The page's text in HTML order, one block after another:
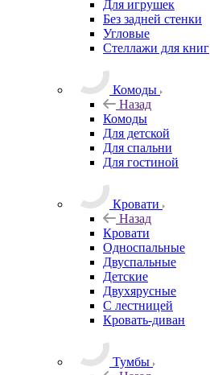
Для игрушек
Без задней стенки
Угловые
Стеллажи для книг
Комоды
Назад
Комоды
Для детской
Для спальни
Для гостиной
Кровати
Назад
Кровати
Односпальные
Двуспальные
Детские
Двухярусные
С лестницей
Кровать-диван
Тумбы